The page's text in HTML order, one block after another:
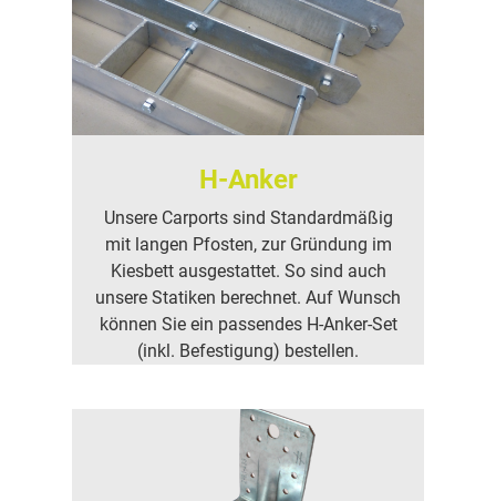
H-Anker
Unsere Carports sind Standardmäßig
mit langen Pfosten, zur Gründung im
Kiesbett ausgestattet. So sind auch
unsere Statiken berechnet. Auf Wunsch
können Sie ein passendes H-Anker-Set
(inkl. Befestigung) bestellen.